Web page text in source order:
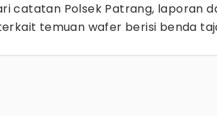
catatan Polsek Patrang, laporan
temuan wafer berisi benda